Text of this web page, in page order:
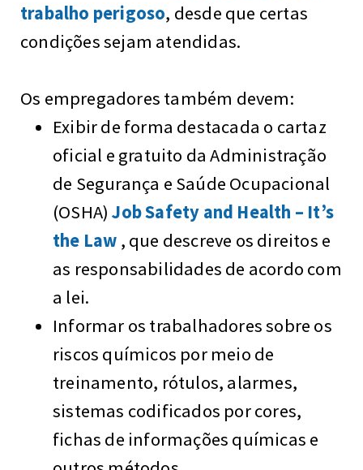
trabalho perigoso, desde que certas
condições sejam atendidas.
Os empregadores também devem:
Exibir de forma destacada o cartaz
oficial e gratuito da Administração
de Segurança e Saúde Ocupacional
(OSHA)Job Safety and Health – It’s
the Law , que descreve os direitos e
as responsabilidades de acordo com
a lei.
Informar os trabalhadores sobre os
riscos químicos por meio de
treinamento, rótulos, alarmes,
sistemas codificados por cores,
fichas de informações químicas e